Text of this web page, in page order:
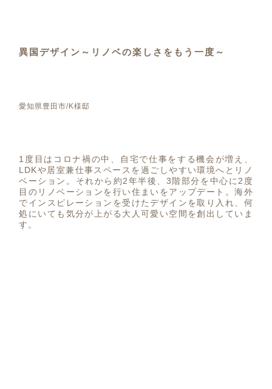
異国デザイン～リノベの楽しさをもう一度～
愛知県豊田市/K様邸
1度目はコロナ禍の中、自宅で仕事をする機会が増え、
LDKや居室兼仕事スペースを過ごしやすい環境へとリノ
ベーション。それから約2年半後、3階部分を中心に2度
目のリノベーションを行い住まいをアップデート。海外
でインスピレーションを受けたデザインを取り入れ、何
処にいても気分が上がる大人可愛い空間を創出していま
す。